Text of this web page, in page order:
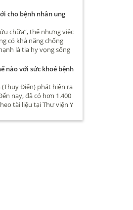
Fucoidan này là gì
đọc bài viết sau nhé
cho bệnh nhân ung
chữa”, thế nhưng việc
có khả năng chống
là tia hy vọng sống
hiểu qua bài viết sau
nào với sức khoẻ bệnh
(Thụy Điển) phát hiện ra
nay, đã có hơn 1.400
tài liệu tại Thư viện Y